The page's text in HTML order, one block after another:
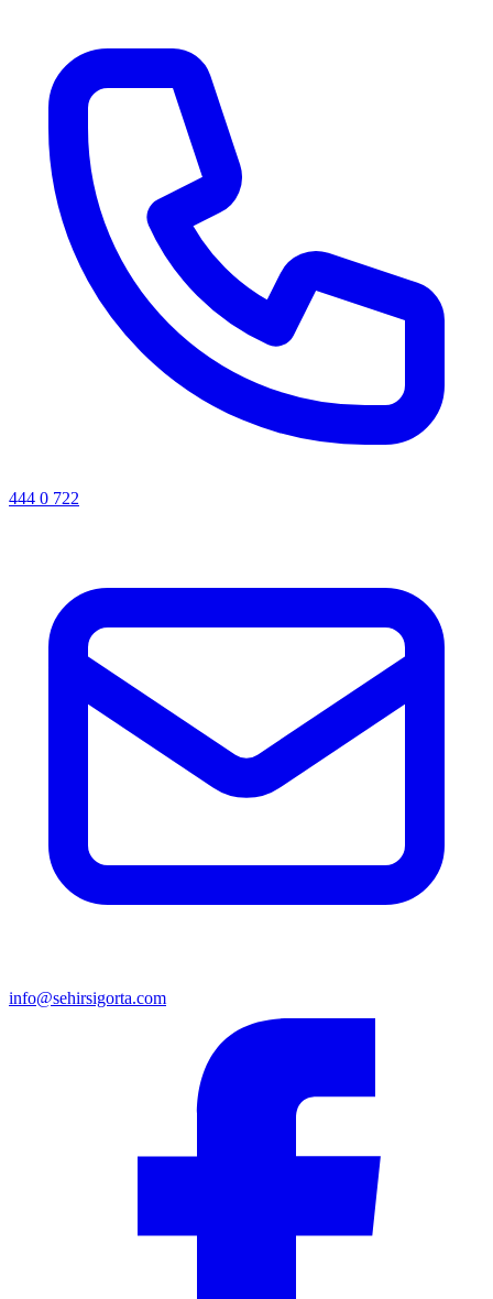
444 0 722
info@sehirsigorta.com